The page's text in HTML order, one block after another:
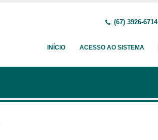
(67) 3926-6714
INÍCIO ACESSO AO SISTEMA